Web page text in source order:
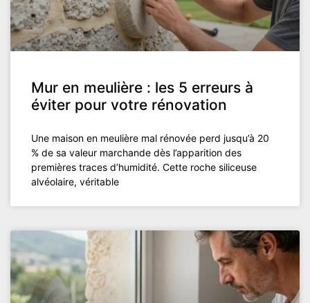
Mur en meulière : les 5 erreurs à
éviter pour votre rénovation
Une maison en meulière mal rénovée perd jusqu’à 20
% de sa valeur marchande dès l’apparition des
premières traces d’humidité. Cette roche siliceuse
alvéolaire, véritable